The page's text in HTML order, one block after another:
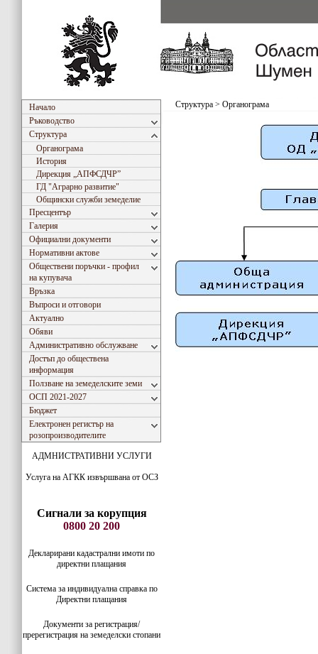
Начало
Ръководство
Структура
Органограма
История
Дирекция „АПФСДЧР”
ГД "Аграрно развитиe"
Общински служби земеделие
Пресцентър
Галерия
Официални документи
Нормативни актове
Обществени поръчки - профил
на купувача
Връзка
Въпроси и отговори
Актуално
Обяви
Административно обслужване
Достъп до обществена
информация
Ползване на земеделските земи
ОСП 2021-2027
Бюджет
Електронен регистър на
розопроизводителите
АДМНИСТРАТИВНИ УСЛУГИ
Услуга на АГКК извършвана от ОСЗ
Сигнали за корупция
0800 20 200
Декларирани кадастрални имоти по
директни плащания
Система за индивидуaлна справка по
Директни плащания
Документи за регистрация/
пререгистрация на земеделски стопани
Структура > Органограма